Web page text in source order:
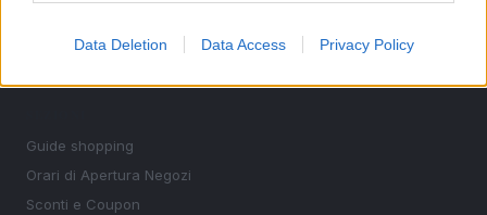
Data Deletion Data Access Privacy Policy
orari negozi e viaggi convenienti.
Guide shopping
Orari di Apertura Negozi
Sconti e Coupon